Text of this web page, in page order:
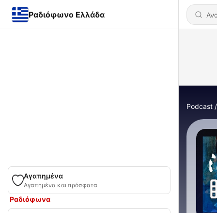
Ραδιόφωνο Ελλάδα
Αγαπημένα
Αγαπημένα και πρόσφατα
Ραδιόφωνα
Podcast